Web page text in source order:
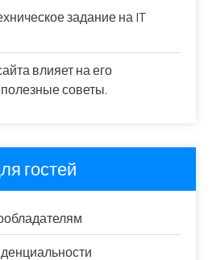
задание на IT
влияет на его
советы.
гостей